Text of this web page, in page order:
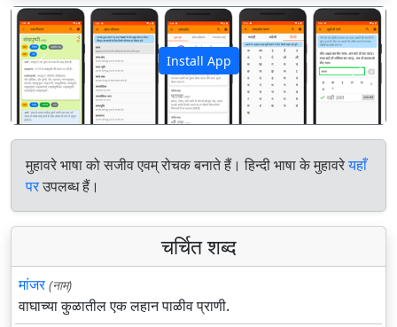
Install App
पिछला अगला
मुहावरे भाषा को सजीव एवम् रोचक बनाते हैं। हिन्दी भाषा के मुहावरेयहाँ
परउपलब्ध हैं।
चर्चित शब्द
मांजर (नाम)
वाघाच्या कुळातील एक लहान पाळीव प्राणी.